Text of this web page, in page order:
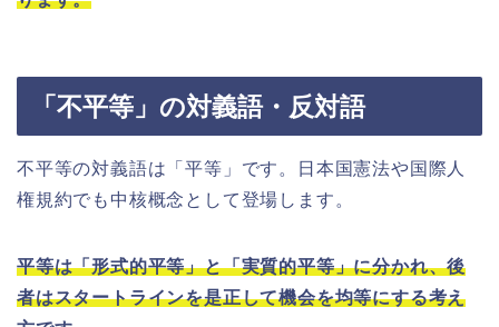
「不平等」の対義語・反対語
不平等の対義語は「平等」です。日本国憲法や国際人
権規約でも中核概念として登場します。
平等は「形式的平等」と「実質的平等」に分かれ、後
者はスタートラインを是正して機会を均等にする考え